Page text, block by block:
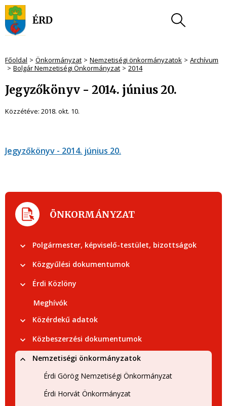
Főoldal Önkormányzat Nemzetiségi önkormányzatok
Archívum
Bolgár Nemzetiségi Önkormányzat
2014
Jegyzőkönyv - 2014. június 20.
Közzétéve: 2018. okt. 10.
Jegyzőkönyv - 2014. június 20.
ÖNKORMÁNYZAT
Polgármester, képviselő-testület, bizottságok
Közgyűlési dokumentumok
Érdi Közlöny
Meghívók
Közérdekű adatok
Közbeszerzési dokumentumok
Nemzetiségi önkormányzatok
Érdi Görög Nemzetiségi Önkormányzat
Érdi Horvát Önkormányzat